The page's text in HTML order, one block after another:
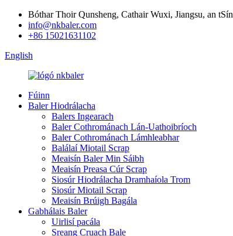
Bóthar Thoir Qunsheng, Cathair Wuxi, Jiangsu, an tSín
info@nkbaler.com
+86 15021631102
English
Fúinn
Baler Hiodrálacha
Balers Ingearach
Baler Cothrománach Lán-Uathoibríoch
Baler Cothrománach Lámhleabhar
Balálaí Miotail Scrap
Meaisín Baler Min Sáibh
Meaisín Preasa Cúr Scrap
Siosúr Hiodrálacha Dramhaíola Trom
Siosúr Miotail Scrap
Meaisín Brúigh Bagála
Gabhálais Baler
Uirlisí pacála
Sreang Cruach Bale